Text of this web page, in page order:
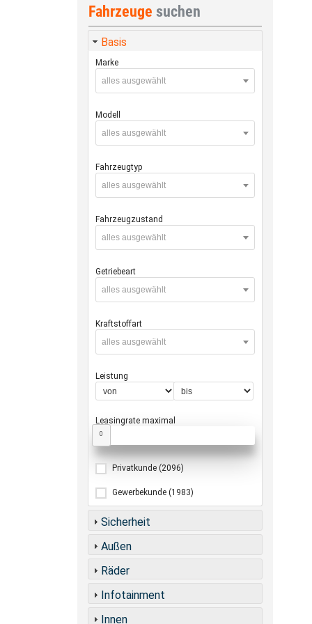
Fahrzeuge suchen
Basis
Marke
alles ausgewählt
Modell
alles ausgewählt
Fahrzeugtyp
alles ausgewählt
Fahrzeugzustand
alles ausgewählt
Getriebeart
alles ausgewählt
Kraftstoffart
alles ausgewählt
Leistung
Leasingrate maximal
0
Privatkunde (2096)
Gewerbekunde (1983)
Sicherheit
Außen
Räder
Infotainment
Innen